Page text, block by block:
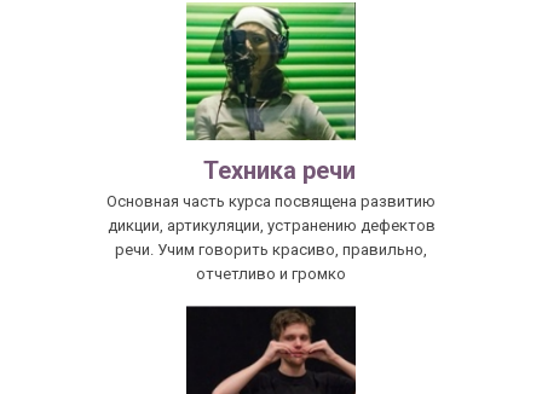
Техника речи
Основная часть курса посвящена развитию
дикции, артикуляции, устранению дефектов
речи. Учим говорить красиво, правильно,
отчетливо и громко